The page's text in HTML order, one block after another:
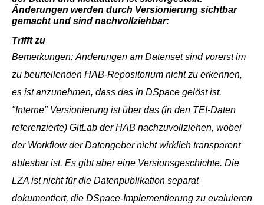
Änderungen werden durch Versionierung sichtbar
gemacht und sind nachvollziehbar:
Trifft zu
Bemerkungen: Änderungen am Datenset sind vorerst im
zu beurteilenden HAB-Repositorium nicht zu erkennen,
es ist anzunehmen, dass das in DSpace gelöst ist.
"Interne" Versionierung ist über das (in den TEI-Daten
referenzierte) GitLab der HAB nachzuvollziehen, wobei
der Workflow der Datengeber nicht wirklich transparent
ablesbar ist. Es gibt aber eine Versionsgeschichte. Die
LZA ist nicht für die Datenpublikation separat
dokumentiert, die DSpace-Implementierung zu evaluieren